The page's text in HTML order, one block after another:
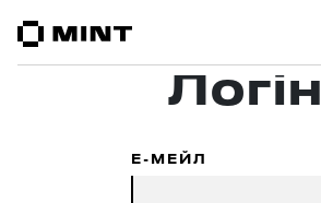
Логін
Е-МЕЙЛ